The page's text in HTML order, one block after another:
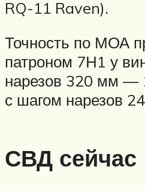
RQ-11 Raven).
Точность по МОА
патроном 7Н1 у
нарезов 320 мм —
с шагом нарезов
СВД сейчас